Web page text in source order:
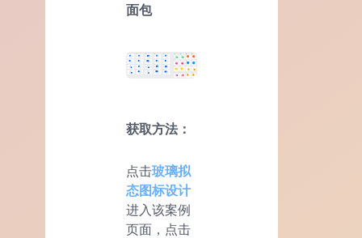
面包
获取方法：
点击玻璃拟
态图标设计
进入该案例
页面，点击